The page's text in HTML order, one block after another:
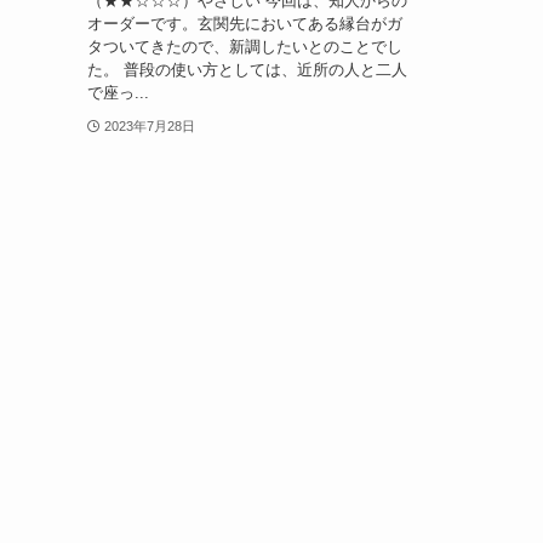
オーダーです。玄関先においてある縁台がガ
タついてきたので、新調したいとのことでし
た。 普段の使い方としては、近所の人と二人
で座っ...
2023年7月28日